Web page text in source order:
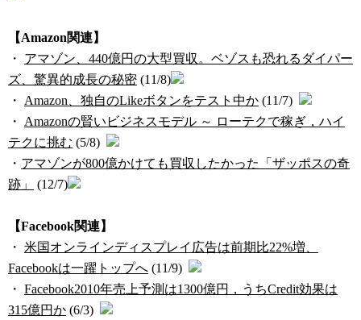
【Amazon関連】
・ アマゾン、440億円の大型買収。ベゾスも恐れるダイパー
ズ、驚異的成長の秘密 (11/8)
・ Amazon、独自のLikeボタンをテスト中か (11/7)
・ Amazonの賢いビジネスモデル ～ ローテクで稼ぎ，ハイ
テクに挑む (5/8)
・ アマゾンが800億かけても買収したかった「ザッポスの奇
跡」
(12/7)
【Facebook関連】
・ 米国オンラインディスプレイ広告は前期比22%増、
Facebookは一躍トップへ (11/9)
・ Facebook2010年売上予測は1300億円，うちCredit効果は
315億円か (6/3)